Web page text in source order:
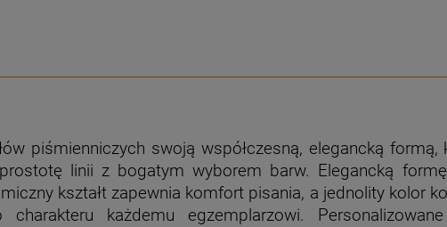
piśmienniczych swoją współczesną, elegancką
linii z bogatym wyborem barw. Elegancką
kształt zapewnia komfort pisania, a jednolity kolor
charakteru każdemu egzemplarzowi.